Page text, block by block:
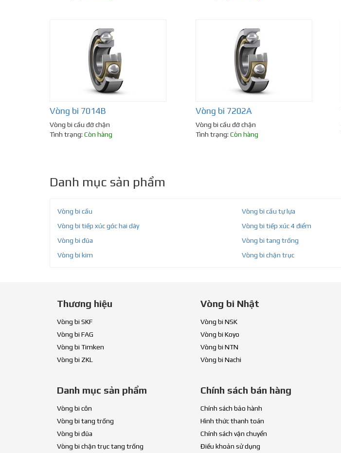
Vòng bi 7014B
Vòng bi cầu đỡ chặn
Tình trạng: Còn hàng
Vòng bi 7202A
Vòng bi cầu đỡ chặn
Tình trạng: Còn hàng
Danh mục sản phẩm
Vòng bi cầu Vòng bi cầu tự lựa
Vòng bi tiếp xúc góc hai dãy
Vòng bi tiếp xúc 4 điểm
Vòng bi đũa
Vòng bi tang trống
Vòng bi kim
Vòng bi chặn trục
Thương hiệu
Vòng bi SKF
Vòng bi FAG
Vòng bi Timken
Vòng bi ZKL
Vòng bi Nhật
Vòng bi NSK
Vòng bi Koyo
Vòng bi NTN
Vòng bi Nachi
Danh mục sản phẩm
Vòng bi côn
Vòng bi tang trống
Vòng bi đũa
Vòng bi chặn trục tang trống
Chính sách bán hàng
Chính sách bảo hành
Hình thức thanh toán
Chính sách vận chuyển
Điều khoản sử dụng